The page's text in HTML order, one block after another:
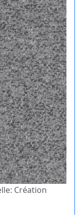
Création